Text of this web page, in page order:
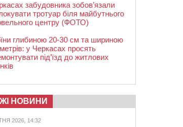
забудовника зобов’язали
тротуар біля майбутнього
центру (ФОТО)
глибиною 20-30 см та шириною
у Черкасах просять
під’їзд до житлових
НОВИНИ
2026, 14:32